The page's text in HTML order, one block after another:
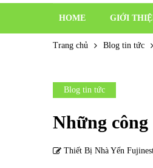
HOME GIỚI
Trang chủ Blog tin tức
Blog tin tức
Những
Thiết Bị Nhà Yến